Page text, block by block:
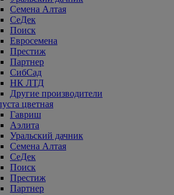
Семена Алтая
СеДек
Поиск
Евросемена
Престиж
Партнер
СибСад
НК ЛТД
Другие производители
цветная
Гавриш
Аэлита
Уральский дачник
Семена Алтая
СеДек
Поиск
Престиж
Партнер